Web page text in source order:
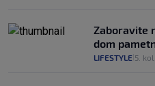
Zaboravite
dom
LIFESTYLE 5. kol.